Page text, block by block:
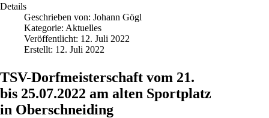
Details
Geschrieben von: Johann Gögl
Kategorie: Aktuelles
Veröffentlicht: 12. Juli 2022
Erstellt: 12. Juli 2022
TSV-Dorfmeisterschaft vom 21.
bis 25.07.2022 am alten Sportplatz
in Oberschneiding